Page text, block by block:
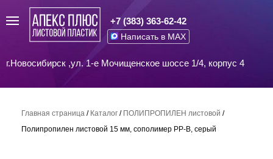
+7 (383) 363-62-42
Написать в MAX
г.Новосибирск ,ул. 1-е Мочищенское шоссе 1/4, корпус 4
Главная страница / Каталог / ПОЛИПРОПИЛЕН листовой /
Полипропилен листовой 15 мм, сополимер PP-B, серый